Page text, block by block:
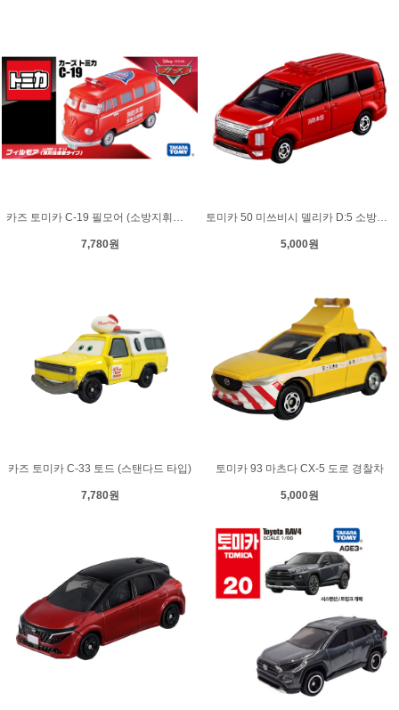
카즈 토미카 C-19 필모어 (소방지휘차 타입)
7,780원
토미카 50 미쓰비시 델리카 D:5 소방지휘차
5,000원
카즈 토미카 C-33 토드 (스탠다드 타입)
7,780원
토미카 93 마츠다 CX-5 도로 경찰차
5,000원